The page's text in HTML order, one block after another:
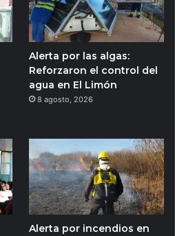
Alerta por las algas:
Reforzaron el control del
agua en El Limón
8 agosto, 2026
Alerta por incendios en